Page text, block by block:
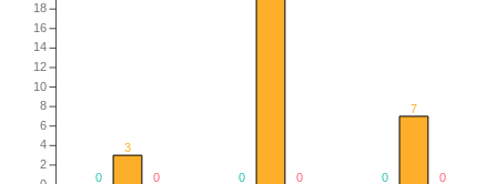
0 0 0
3
7
0 0 0
2
4
6
8
10
12
14
16
18